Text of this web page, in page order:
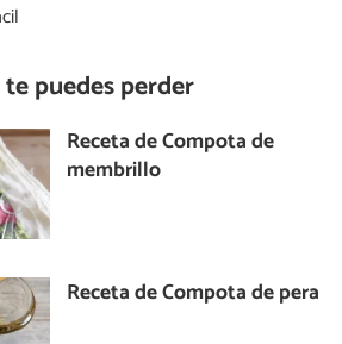
puedes perder
Receta de Compota de
membrillo
Receta de Compota de pera